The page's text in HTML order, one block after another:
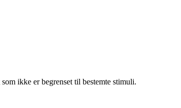
ikke er begrenset til bestemte stimuli.